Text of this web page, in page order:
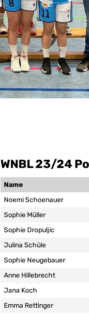
WNBL 23/24
Name
Noemi Schoenauer
Sophie Müller
Sophie Dropuljic
Julina Schüle
Sophie Neugebauer
Anne Hillebrecht
Jana Koch
Emma Rettinger